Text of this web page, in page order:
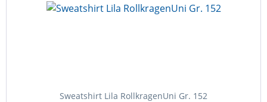
Sweatshirt Lila RollkragenUni Gr. 152